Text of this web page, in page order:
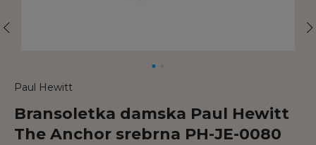
Paul Hewitt
Bransoletka damska Paul Hewitt
The Anchor srebrna PH-JE-0080